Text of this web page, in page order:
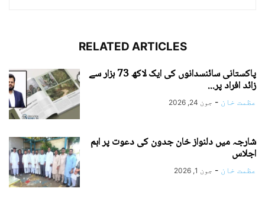
RELATED ARTICLES
پاکستانی سائنسدانوں کی ایک لاکھ 73 ہزار سے
زائد افراد پر...
عظمت خان - جون 24, 2026
شارجہ میں دلنواز خان جدون کی دعوت پر اہم
اجلاس
عظمت خان - جون 1, 2026